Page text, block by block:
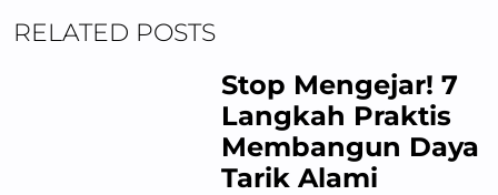
RELATED POSTS
Stop Mengejar! 7
Langkah Praktis
Membangun Daya
Tarik Alami